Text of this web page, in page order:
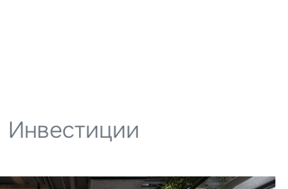
Инвестиции